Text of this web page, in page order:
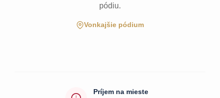
pódiu.
Vonkajšie pódium
Príjem na mieste